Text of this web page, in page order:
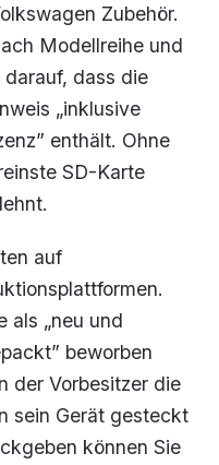
Zubehör.
Modellreihe und
dass die
„inklusive
enthält. Ohne
SD-Karte
auf
als „neu und
beworben
der Vorbesitzer die
sein Gerät gesteckt
können Sie